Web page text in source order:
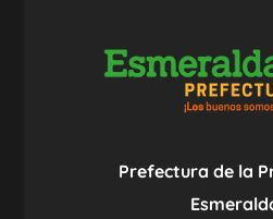
Prefectura de la